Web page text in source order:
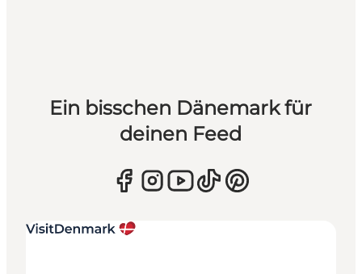
Ein bisschen Dänemark für
deinen Feed